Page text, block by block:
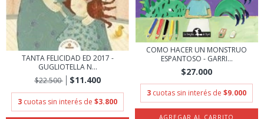
TANTA FELICIDAD ED 2017 -
GUGLIOTELLA N...
$22.500
$11.400
3 cuotas sin interés de $3.800
COMO HACER UN MONSTRUO
ESPANTOSO - GARRI...
$27.000
3 cuotas sin interés de $9.000